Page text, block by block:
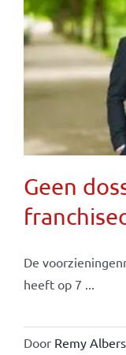
Geen
De
heeft op 7 ...
Door Remy Albers